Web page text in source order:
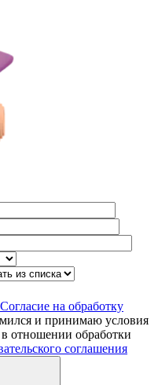
Согласие на обработку
и принимаю условия
в отношении обработки
соглашения